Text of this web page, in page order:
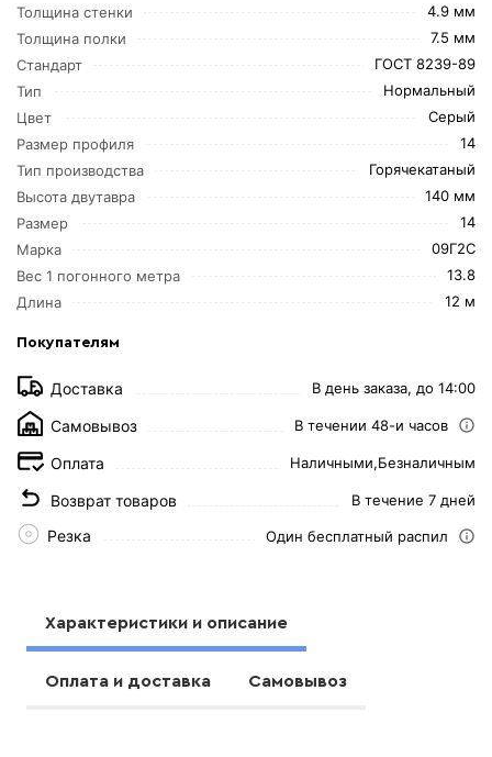
Толщина стенки
4.9 мм
Толщина полки
7.5 мм
Стандарт
ГОСТ 8239-89
Тип
Нормальный
Цвет
Серый
Размер профиля
14
Тип производства
Горячекатаный
Высота двутавра
140 мм
Размер
14
Марка
09Г2С
Вес 1 погонного метра
13.8
Длина
12 м
Покупателям
Доставка В день заказа, до 14:00
Самовывоз В течении 48-и часов
Оплата Наличными,Безналичным
Возврат товаров В течение 7 дней
Резка Один бесплатный распил
Характеристики и описание
Оплата и доставка Самовывоз